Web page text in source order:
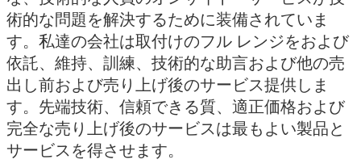
術的な問題を解決するために装備されていま
す。私達の会社は取付けのフル レンジをおよび
依託、維持、訓練、技術的な助言および他の売
出し前および売り上げ後のサービス提供しま
す。先端技術、信頼できる質、適正価格および
完全な売り上げ後のサービスは最もよい製品と
サービスを得させます。